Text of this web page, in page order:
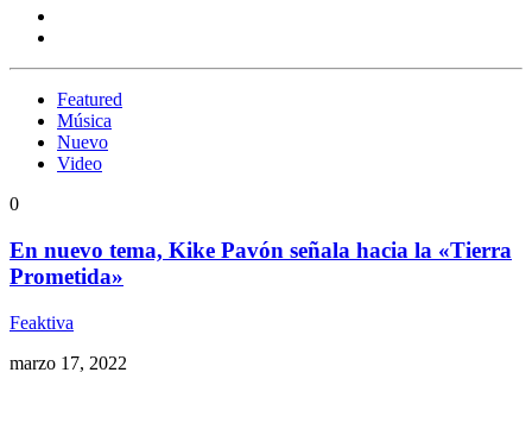
Featured
Música
Nuevo
Video
0
En nuevo tema, Kike Pavón señala hacia la «Tierra
Prometida»
Feaktiva
marzo 17, 2022